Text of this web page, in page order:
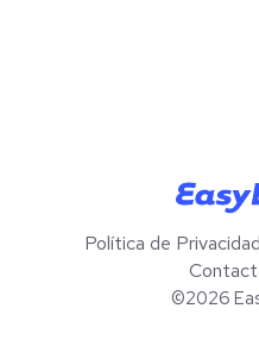
Política de Privacidad
©2026